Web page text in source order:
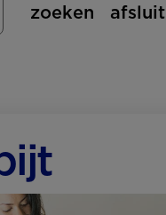
zoeken